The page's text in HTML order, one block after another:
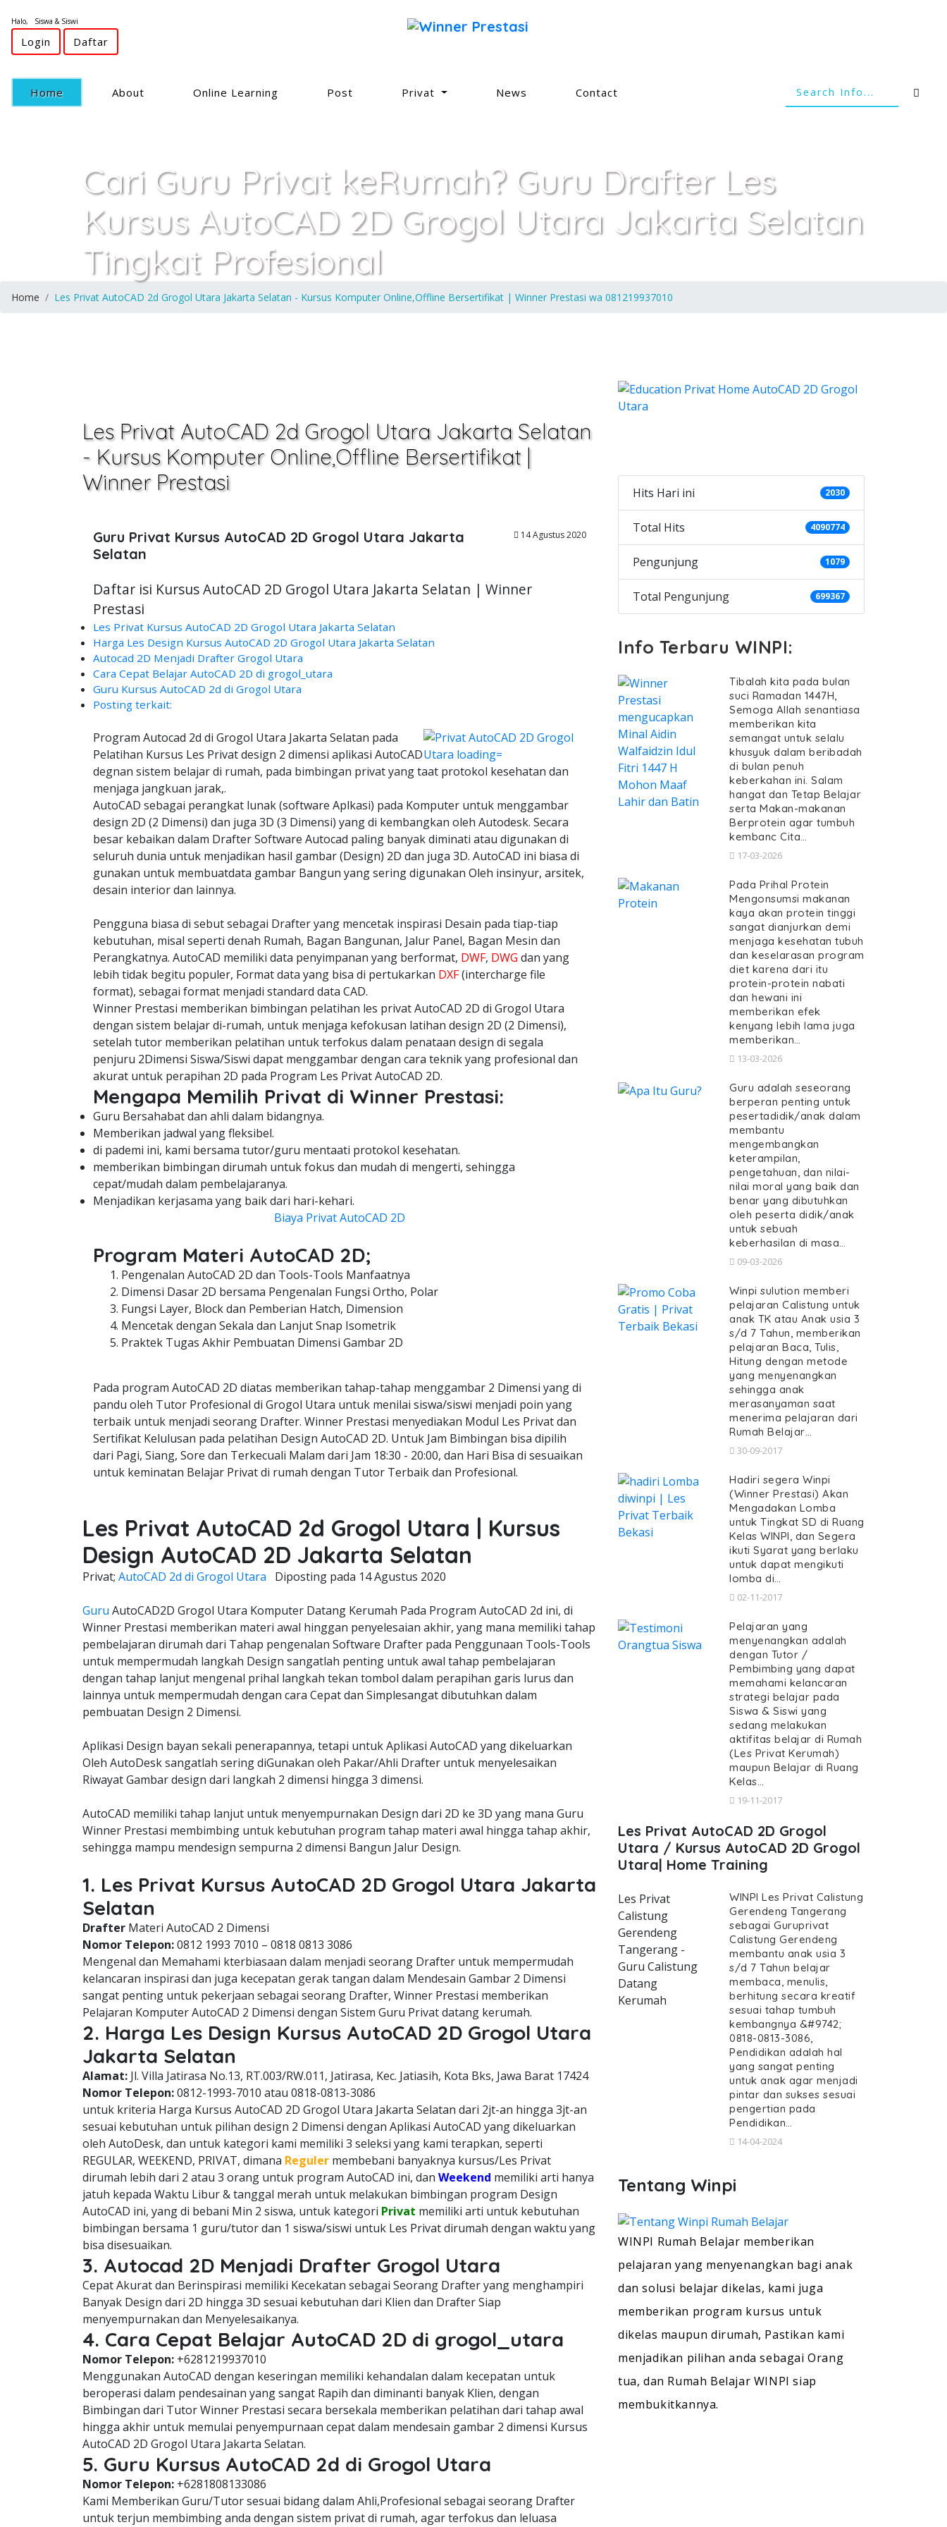
Halo, Siswa & Siswi
Login Daftar
Home(current) About Online Learning Post Privat News Contact
Cari Guru Privat keRumah? Guru Drafter Les
Kursus AutoCAD 2D Grogol Utara Jakarta Selatan
Tingkat Profesional
Home Les Privat AutoCAD 2d Grogol Utara Jakarta Selatan - Kursus Komputer Online,Offline Bersertifikat | Winner Prestasi wa 081219937010
Les Privat AutoCAD 2d Grogol Utara Jakarta Selatan
- Kursus Komputer Online,Offline Bersertifikat |
Winner Prestasi
14 Agustus 2020
Guru Privat Kursus AutoCAD 2D Grogol Utara Jakarta
Selatan
Daftar isi Kursus AutoCAD 2D Grogol Utara Jakarta Selatan | Winner
Prestasi
Les Privat Kursus AutoCAD 2D Grogol Utara Jakarta Selatan
Harga Les Design Kursus AutoCAD 2D Grogol Utara Jakarta Selatan
Autocad 2D Menjadi Drafter Grogol Utara
Cara Cepat Belajar AutoCAD 2D di grogol_utara
Guru Kursus AutoCAD 2d di Grogol Utara
Posting terkait:
Program Autocad 2d di Grogol Utara Jakarta Selatan pada
Pelatihan Kursus Les Privat design 2 dimensi aplikasi AutoCAD
degnan sistem belajar di rumah, pada bimbingan privat yang taat protokol kesehatan dan
menjaga jangkuan jarak,.
AutoCAD sebagai perangkat lunak (software Aplkasi) pada Komputer untuk menggambar
design 2D (2 Dimensi) dan juga 3D (3 Dimensi) yang di kembangkan oleh Autodesk. Secara
besar kebaikan dalam Drafter Software Autocad paling banyak diminati atau digunakan di
seluruh dunia untuk menjadikan hasil gambar (Design) 2D dan juga 3D. AutoCAD ini biasa di
gunakan untuk membuatdata gambar Bangun yang sering digunakan Oleh insinyur, arsitek,
desain interior dan lainnya.
Pengguna biasa di sebut sebagai Drafter yang mencetak inspirasi Desain pada tiap-tiap
kebutuhan, misal seperti denah Rumah, Bagan Bangunan, Jalur Panel, Bagan Mesin dan
Perangkatnya. AutoCAD memiliki data penyimpanan yang berformat, DWF, DWG dan yang
lebih tidak begitu populer, Format data yang bisa di pertukarkan DXF(intercharge file
format), sebagai format menjadi standard data CAD.
Winner Prestasi memberikan bimbingan pelatihan les privat AutoCAD 2D di Grogol Utara
dengan sistem belajar di-rumah, untuk menjaga kefokusan latihan design 2D (2 Dimensi),
setelah tutor memberikan pelatihan untuk terfokus dalam penataan design di segala
penjuru 2Dimensi Siswa/Siswi dapat menggambar dengan cara teknik yang profesional dan
akurat untuk perapihan 2D pada Program Les Privat AutoCAD 2D.
Mengapa Memilih Privat di Winner Prestasi:
Guru Bersahabat dan ahli dalam bidangnya.
Memberikan jadwal yang fleksibel.
di pademi ini, kami bersama tutor/guru mentaati protokol kesehatan.
memberikan bimbingan dirumah untuk fokus dan mudah di mengerti, sehingga
cepat/mudah dalam pembelajaranya.
Menjadikan kerjasama yang baik dari hari-kehari.
Biaya Privat AutoCAD 2D
Program Materi AutoCAD 2D;
Pengenalan AutoCAD 2D dan Tools-Tools Manfaatnya
Dimensi Dasar 2D bersama Pengenalan Fungsi Ortho, Polar
Fungsi Layer, Block dan Pemberian Hatch, Dimension
Mencetak dengan Sekala dan Lanjut Snap Isometrik
Praktek Tugas Akhir Pembuatan Dimensi Gambar 2D
Pada program AutoCAD 2D diatas memberikan tahap-tahap menggambar 2 Dimensi yang di
pandu oleh Tutor Profesional di Grogol Utara untuk menilai siswa/siswi menjadi poin yang
terbaik untuk menjadi seorang Drafter. Winner Prestasi menyediakan Modul Les Privat dan
Sertifikat Kelulusan pada pelatihan Design AutoCAD 2D. Untuk Jam Bimbingan bisa dipilih
dari Pagi, Siang, Sore dan Terkecuali Malam dari Jam 18:30 - 20:00, dan Hari Bisa di sesuaikan
untuk keminatan Belajar Privat di rumah dengan Tutor Terbaik dan Profesional.
Les Privat AutoCAD 2d Grogol Utara | Kursus
Design AutoCAD 2D Jakarta Selatan
Privat; AutoCAD 2d di Grogol Utara Diposting pada 14 Agustus 2020
Guru AutoCAD2D Grogol Utara Komputer Datang Kerumah Pada Program AutoCAD 2d ini, di
Winner Prestasi memberikan materi awal hinggan penyelesaian akhir, yang mana memiliki tahap
pembelajaran dirumah dari Tahap pengenalan Software Drafter pada Penggunaan Tools-Tools
untuk mempermudah langkah Design sangatlah penting untuk awal tahap pembelajaran
dengan tahap lanjut mengenal prihal langkah tekan tombol dalam perapihan garis lurus dan
lainnya untuk mempermudah dengan cara Cepat dan Simplesangat dibutuhkan dalam
pembuatan Design 2 Dimensi.
Aplikasi Design bayan sekali penerapannya, tetapi untuk Aplikasi AutoCAD yang dikeluarkan
Oleh AutoDesk sangatlah sering diGunakan oleh Pakar/Ahli Drafter untuk menyelesaikan
Riwayat Gambar design dari langkah 2 dimensi hingga 3 dimensi.
AutoCAD memiliki tahap lanjut untuk menyempurnakan Design dari 2D ke 3D yang mana Guru
Winner Prestasi membimbing untuk kebutuhan program tahap materi awal hingga tahap akhir,
sehingga mampu mendesign sempurna 2 dimensi Bangun Jalur Design.
1. Les Privat Kursus AutoCAD 2D Grogol Utara Jakarta
Selatan
Drafter Materi AutoCAD 2 Dimensi
Nomor Telepon:0812 1993 7010 – 0818 0813 3086
Mengenal dan Memahami kterbiasaan dalam menjadi seorang Drafter untuk mempermudah
kelancaran inspirasi dan juga kecepatan gerak tangan dalam Mendesain Gambar 2 Dimensi
sangat penting untuk pekerjaan sebagai seorang Drafter, Winner Prestasi memberikan
Pelajaran Komputer AutoCAD 2 Dimensi dengan Sistem Guru Privat datang kerumah.
2. Harga Les Design Kursus AutoCAD 2D Grogol Utara
Jakarta Selatan
Alamat: Jl. Villa Jatirasa No.13, RT.003/RW.011, Jatirasa, Kec. Jatiasih, Kota Bks, Jawa Barat 17424
Nomor Telepon:0812-1993-7010 atau 0818-0813-3086
untuk kriteria Harga Kursus AutoCAD 2D Grogol Utara Jakarta Selatan dari 2jt-an hingga 3jt-an
sesuai kebutuhan untuk pilihan design 2 Dimensi dengan Aplikasi AutoCAD yang dikeluarkan
oleh AutoDesk, dan untuk kategori kami memiliki 3 seleksi yang kami terapkan, seperti
REGULAR, WEEKEND, PRIVAT, dimana Reguler membebani banyaknya kursus/Les Privat
dirumah lebih dari 2 atau 3 orang untuk program AutoCAD ini, dan Weekend memiliki arti hanya
jatuh kepada Waktu Libur & tanggal merah untuk melakukan bimbingan program Design
AutoCAD ini, yang di bebani Min 2 siswa, untuk kategori Privat memiliki arti untuk kebutuhan
bimbingan bersama 1 guru/tutor dan 1 siswa/siswi untuk Les Privat dirumah dengan waktu yang
bisa disesuaikan.
3. Autocad 2D Menjadi Drafter Grogol Utara
Cepat Akurat dan Berinspirasi memiliki Kecekatan sebagai Seorang Drafter yang menghampiri
Banyak Design dari 2D hingga 3D sesuai kebutuhan dari Klien dan Drafter Siap
menyempurnakan dan Menyelesaikanya.
4. Cara Cepat Belajar AutoCAD 2D di grogol_utara
Nomor Telepon: +6281219937010
Menggunakan AutoCAD dengan keseringan memiliki kehandalan dalam kecepatan untuk
beroperasi dalam pendesainan yang sangat Rapih dan diminanti banyak Klien, dengan
Bimbingan dari Tutor Winner Prestasi secara bersekala memberikan pelatihan dari tahap awal
hingga akhir untuk memulai penyempurnaan cepat dalam mendesain gambar 2 dimensi Kursus
AutoCAD 2D Grogol Utara Jakarta Selatan.
5. Guru Kursus AutoCAD 2d di Grogol Utara
Nomor Telepon: +6281808133086
Kami Memberikan Guru/Tutor sesuai bidang dalam Ahli,Profesional sebagai seorang Drafter
untuk terjun membimbing anda dengan sistem privat di rumah, agar terfokus dan leluasa
Hits Hari ini 2030
Total Hits 4090774
Pengunjung 1079
Total Pengunjung 699367
Info Terbaru WINPI:
Tibalah kita pada bulan
suci Ramadan 1447H,
Semoga Allah senantiasa
memberikan kita
semangat untuk selalu
khusyuk dalam beribadah
di bulan penuh
keberkahan ini. Salam
hangat dan Tetap Belajar
serta Makan-makanan
Berprotein agar tumbuh
kembanc Cita…
17-03-2026
Pada Prihal Protein
Mengonsumsi makanan
kaya akan protein tinggi
sangat dianjurkan demi
menjaga kesehatan tubuh
dan keselarasan program
diet karena dari itu
protein-protein nabati
dan hewani ini
memberikan efek
kenyang lebih lama juga
memberikan…
13-03-2026
Guru adalah seseorang
berperan penting untuk
pesertadidik/anak dalam
membantu
mengembangkan
keterampilan,
pengetahuan, dan nilai-
nilai moral yang baik dan
benar yang dibutuhkan
oleh peserta didik/anak
untuk sebuah
keberhasilan di masa…
09-03-2026
Winpi sulution memberi
pelajaran Calistung untuk
anak TK atau Anak usia 3
s/d 7 Tahun, memberikan
pelajaran Baca, Tulis,
Hitung dengan metode
yang menyenangkan
sehingga anak
merasanyaman saat
menerima pelajaran dari
Rumah Belajar…
30-09-2017
Hadiri segera Winpi
(Winner Prestasi) Akan
Mengadakan Lomba
untuk Tingkat SD di Ruang
Kelas WINPI, dan Segera
ikuti Syarat yang berlaku
untuk dapat mengikuti
lomba di…
02-11-2017
Pelajaran yang
menyenangkan adalah
dengan Tutor /
Pembimbing yang dapat
memahami kelancaran
strategi belajar pada
Siswa & Siswi yang
sedang melakukan
aktifitas belajar di Rumah
(Les Privat Kerumah)
maupun Belajar di Ruang
Kelas…
19-11-2017
Les Privat AutoCAD 2D Grogol
Utara / Kursus AutoCAD 2D Grogol
Utara| Home Training
Les Privat
Calistung
Gerendeng
Tangerang -
Guru Calistung
Datang
Kerumah
WINPI Les Privat Calistung
Gerendeng Tangerang
sebagai Guruprivat
Calistung Gerendeng
membantu anak usia 3
s/d 7 Tahun belajar
membaca, menulis,
berhitung secara kreatif
sesuai tahap tumbuh
kembangnya &#9742;
0818-0813-3086,
Pendidikan adalah hal
yang sangat penting
untuk anak agar menjadi
pintar dan sukses sesuai
pengertian pada
Pendidikan…
14-04-2024
Tentang Winpi
WINPI Rumah Belajar memberikan
pelajaran yang menyenangkan bagi anak
dan solusi belajar dikelas, kami juga
memberikan program kursus untuk
dikelas maupun dirumah, Pastikan kami
menjadikan pilihan anda sebagai Orang
tua, dan Rumah Belajar WINPI siap
membukitkannya.